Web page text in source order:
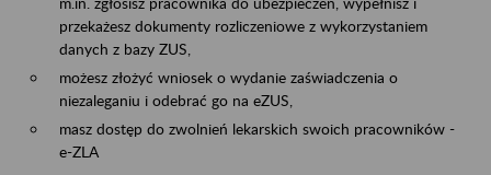
przekażesz dokumenty rozliczeniowe z wykorzystaniem
danych z bazy ZUS,
możesz złożyć wniosek o wydanie zaświadczenia o
niezaleganiu i odebrać go na eZUS,
masz dostęp do zwolnień lekarskich swoich pracowników -
e-ZLA